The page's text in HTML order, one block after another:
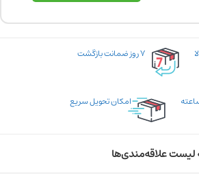
۷ روز ضمانت بازگشت
امکان تحویل سریع
لیست علاقه‌مندی‌ها